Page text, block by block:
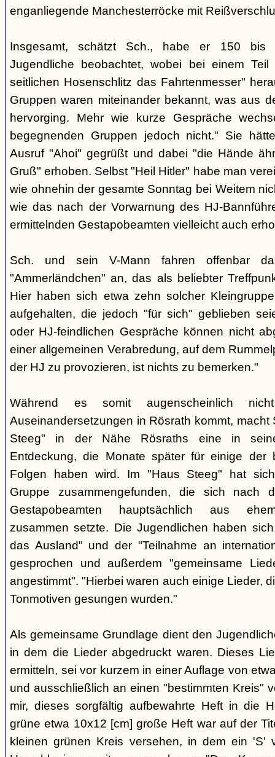
enganliegende Manchesterröcke mit
Insgesamt, schätzt Sch., habe er 150 bis
Jugendliche beobachtet, wobei bei einem
seitlichen Hosenschlitz das Fahrtenmesser"
Gruppen waren miteinander bekannt, was aus
hervorging. Mehr wie kurze Gespräche
begegnenden Gruppen jedoch nicht." Sie
Ausruf "Ahoi" gegrüßt und dabei "die Hände
Gruß" erhoben. Selbst "Heil Hitler" habe man
wie ohnehin der gesamte Sonntag bei Weitem
wie das nach der Vorwarnung des HJ-
ermittelnden Gestapobeamten vielleicht auch
Sch. und sein V-Mann fahren offenbar
"Ammerländchen" an, das als beliebter
Hier haben sich etwa zehn solcher
aufgehalten, die jedoch "für sich" geblieben
oder HJ-feindlichen Gespräche können nicht
einer allgemeinen Verabredung, auf dem
der HJ zu provozieren, ist nichts zu bemerken."
Während es somit augenscheinlich
Auseinandersetzungen in Rösrath kommt, macht
Steeg" in der Nähe Rösraths eine in
Entdeckung, die Monate später für einige der
Folgen haben wird. Im "Haus Steeg" hat
Gruppe zusammengefunden, die sich nach
Gestapobeamten hauptsächlich aus
zusammen setzte. Die Jugendlichen haben
das Ausland" und der "Teilnahme an
gesprochen und außerdem "gemeinsame
angestimmt". "Hierbei waren auch einige Lieder,
Tonmotiven gesungen wurden."
Als gemeinsame Grundlage dient den
in dem die Lieder abgedruckt waren. Dieses
ermitteln, sei vor kurzem in einer Auflage von
und ausschließlich an einen "bestimmten Kreis"
mir, dieses sorgfältig aufbewahrte Heft in die
grüne etwa 10x12 [cm] große Heft war auf der
kleinen grünen Kreis versehen, in dem ein 'S'